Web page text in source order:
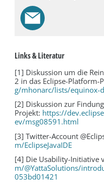
Links & Literatur
[1] Diskussion um die
2 in das Eclipse-Platform-
g/mhonarc/lists/equinox-
[2] Diskussion zur
Projekt: https://
ev/msg08591.html
[3] Twitter-Account
m/EclipseJavaIDE
[4] Die Usability-Initiative
m/@YattaSolutions/
053bd01421